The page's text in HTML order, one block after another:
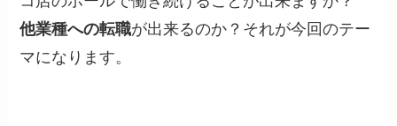
他業種への転職が出来るのか？ それが今回のテー
マになります。